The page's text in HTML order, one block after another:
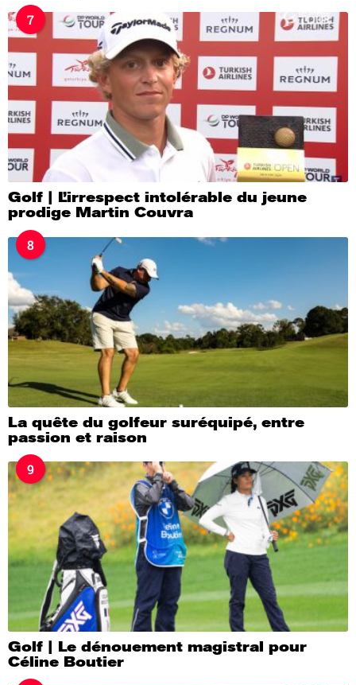
7
Golf | L’irrespect intolérable du jeune
prodige Martin Couvra
8
La quête du golfeur suréquipé, entre
passion et raison
9
Golf | Le dénouement magistral pour
Céline Boutier